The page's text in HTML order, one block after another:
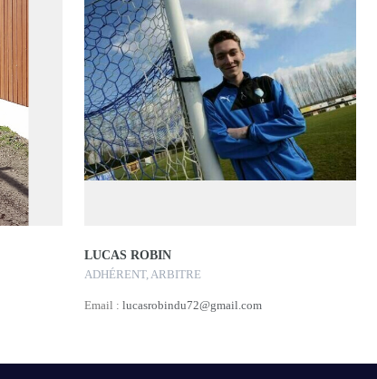
LUCAS ROBIN
ADHÉRENT, ARBITRE
Email : lucasrobindu72@gmail.com